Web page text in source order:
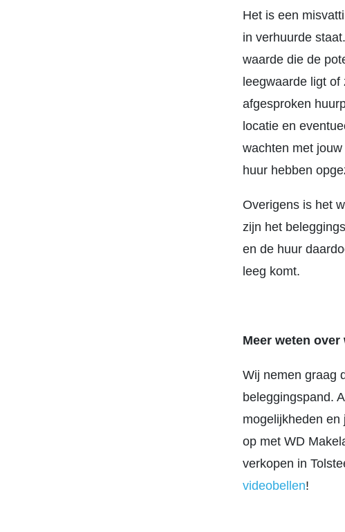
Het is een
in verhuurde
waarde die de
leegwaarde ligt
afgesproken
locatie en
wachten met
huur hebben
Overigens is het
zijn het
en de huur
leeg komt.
Meer weten
Wij nemen graag
beleggingspand.
mogelijkheden
op met WD
verkopen in
videobellen!